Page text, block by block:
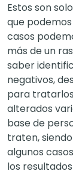
Estos son
que
casos
más de un
saber
negativos,
para
alterados
base de
traten,
algunos
los